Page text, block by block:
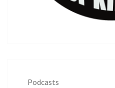
Podcasts